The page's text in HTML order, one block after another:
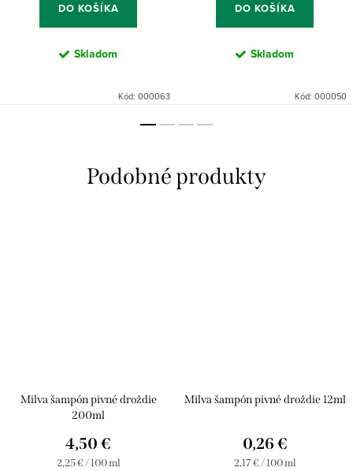
DO KOŠÍKA
Skladom
Kód: 000063
DO KOŠÍKA
Skladom
Kód: 000050
Milva šampón pivné droždie
200ml
4,50 €
Jednotková
2,25 € / 100 ml
Milva šampón pivné droždie 12ml
0,26 €
Jednotková
2,17 € / 100 ml